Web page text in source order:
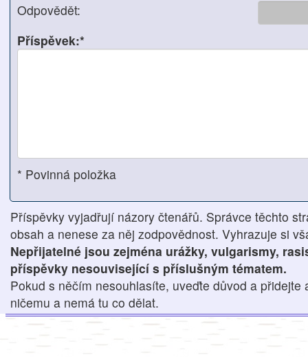
Odpovědět:
Příspěvek:*
* Povinná položka
Příspěvky vyjadřují názory čtenářů. Správce těchto
obsah a nenese za něj zodpovědnost. Vyhrazuje si
Nepřijatelné jsou zejména urážky, vulgarismy,
příspěvky nesouvisející s příslušným tématem.
Pokud s něčím nesouhlasíte, uveďte důvod a přidejte
ničemu a nemá tu co dělat.